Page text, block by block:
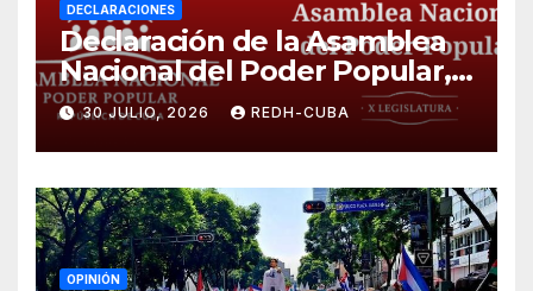
DECLARACIONES
Declaración de la Asamblea
Nacional del Poder Popular,
¡Cesen el cerco energético y
el castigo colectivo al pueblo
cubano!
30 JULIO, 2026 REDH-CUBA
OPINIÓN